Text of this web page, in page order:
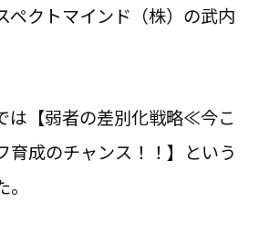
ペクトマインド（株）の武内
は【弱者の差別化戦略≪今こ
育成のチャンス！！】という